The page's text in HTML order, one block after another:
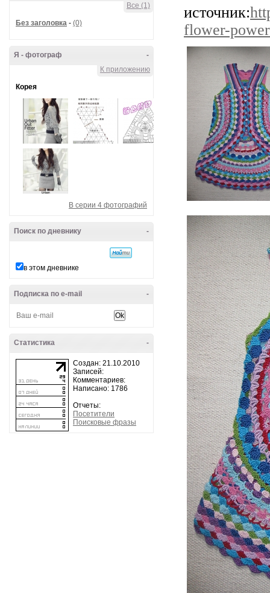
Все (1)
Без заголовка - (0)
-
Я - фотограф
К приложению
Корея
В серии 4 фотографий
-
Поиск по дневнику
в этом дневнике
-
Подписка по e-mail
-
Статистика
Создан: 21.10.2010
Записей:
Комментариев:
Написано: 1786
Отчеты:
Посетители
Поисковые фразы
источник:
flower-